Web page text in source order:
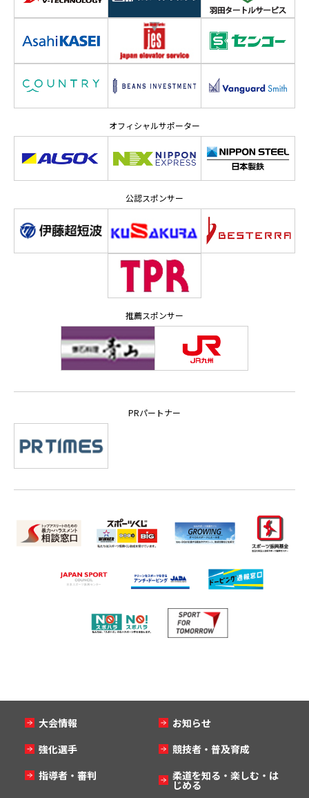
オフィシャルサポーター
公認スポンサー
推薦スポンサー
PRパートナー
大会情報
お知らせ
強化選手
競技者・普及育成
指導者・審判
柔道を知る・楽しむ・は
じめる